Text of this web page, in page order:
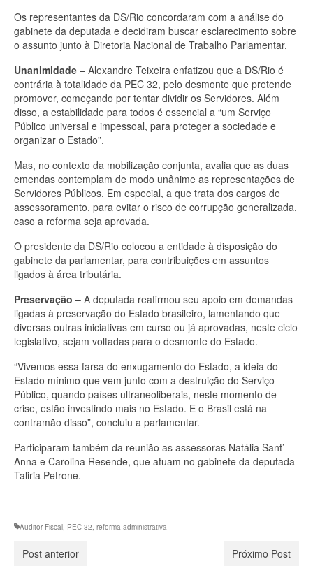
Os representantes da DS/Rio concordaram com a análise do
gabinete da deputada e decidiram buscar esclarecimento sobre
o assunto junto à Diretoria Nacional de Trabalho Parlamentar.
Unanimidade – Alexandre Teixeira enfatizou que a DS/Rio é
contrária à totalidade da PEC 32, pelo desmonte que pretende
promover, começando por tentar dividir os Servidores. Além
disso, a estabilidade para todos é essencial a “um Serviço
Público universal e impessoal, para proteger a sociedade e
organizar o Estado”.
Mas, no contexto da mobilização conjunta, avalia que as duas
emendas contemplam de modo unânime as representações de
Servidores Públicos. Em especial, a que trata dos cargos de
assessoramento, para evitar o risco de corrupção generalizada,
caso a reforma seja aprovada.
O presidente da DS/Rio colocou a entidade à disposição do
gabinete da parlamentar, para contribuições em assuntos
ligados à área tributária.
Preservação – A deputada reafirmou seu apoio em demandas
ligadas à preservação do Estado brasileiro, lamentando que
diversas outras iniciativas em curso ou já aprovadas, neste ciclo
legislativo, sejam voltadas para o desmonte do Estado.
“Vivemos essa farsa do enxugamento do Estado, a ideia do
Estado mínimo que vem junto com a destruição do Serviço
Público, quando países ultraneoliberais, neste momento de
crise, estão investindo mais no Estado. E o Brasil está na
contramão disso”, concluiu a parlamentar.
Participaram também da reunião as assessoras Natália Sant’
Anna e Carolina Resende, que atuam no gabinete da deputada
Taliria Petrone.
Auditor Fiscal, PEC 32, reforma administrativa
Post anterior Próximo Post